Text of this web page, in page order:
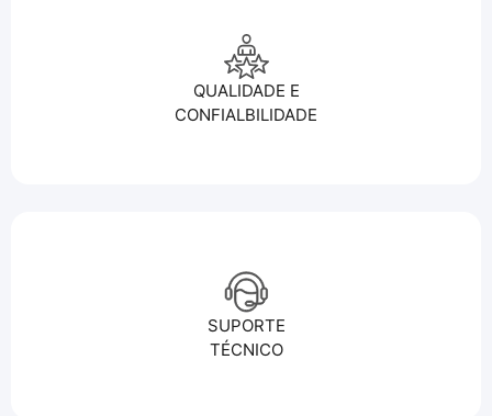
QUALIDADE E
CONFIALBILIDADE
SUPORTE
TÉCNICO